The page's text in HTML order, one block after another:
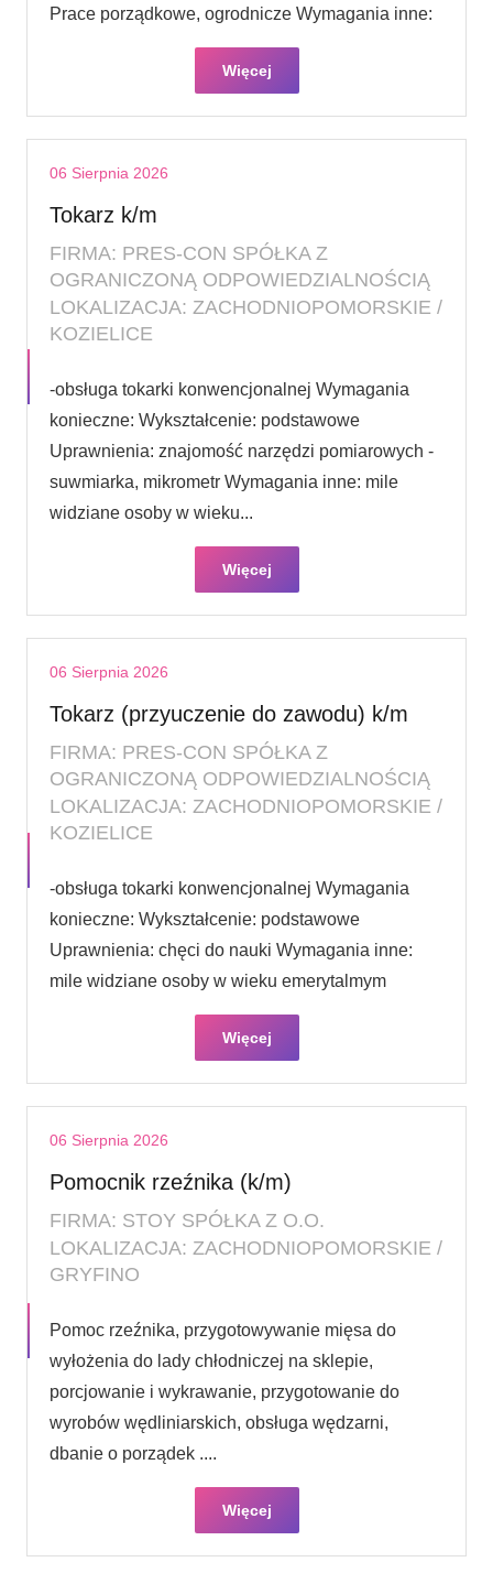
Prace porządkowe, ogrodnicze Wymagania inne:
Więcej
06 Sierpnia 2026
Tokarz k/m
FIRMA: PRES-CON SPÓŁKA Z
OGRANICZONĄ ODPOWIEDZIALNOŚCIĄ
LOKALIZACJA: ZACHODNIOPOMORSKIE /
KOZIELICE
-obsługa tokarki konwencjonalnej Wymagania
konieczne: Wykształcenie: podstawowe
Uprawnienia: znajomość narzędzi pomiarowych -
suwmiarka, mikrometr Wymagania inne: mile
widziane osoby w wieku...
Więcej
06 Sierpnia 2026
Tokarz (przyuczenie do zawodu) k/m
FIRMA: PRES-CON SPÓŁKA Z
OGRANICZONĄ ODPOWIEDZIALNOŚCIĄ
LOKALIZACJA: ZACHODNIOPOMORSKIE /
KOZIELICE
-obsługa tokarki konwencjonalnej Wymagania
konieczne: Wykształcenie: podstawowe
Uprawnienia: chęci do nauki Wymagania inne:
mile widziane osoby w wieku emerytalmym
Więcej
06 Sierpnia 2026
Pomocnik rzeźnika (k/m)
FIRMA: STOY SPÓŁKA Z O.O.
LOKALIZACJA: ZACHODNIOPOMORSKIE /
GRYFINO
Pomoc rzeźnika, przygotowywanie mięsa do
wyłożenia do lady chłodniczej na sklepie,
porcjowanie i wykrawanie, przygotowanie do
wyrobów wędliniarskich, obsługa wędzarni,
dbanie o porządek ....
Więcej